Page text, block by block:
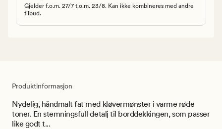
Gjelder f.o.m. 27/7 t.o.m. 23/8. Kan ikke kombineres med andre
tilbud.
Produktinformasjon
Nydelig, håndmalt fat med kløvermønster i varme røde
toner. En stemningsfull detalj til borddekkingen, som passer
like godt t...